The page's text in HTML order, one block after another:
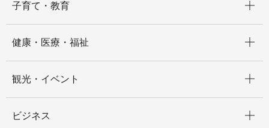
子育て・教育
健康・医療・福祉
観光・イベント
ビジネス